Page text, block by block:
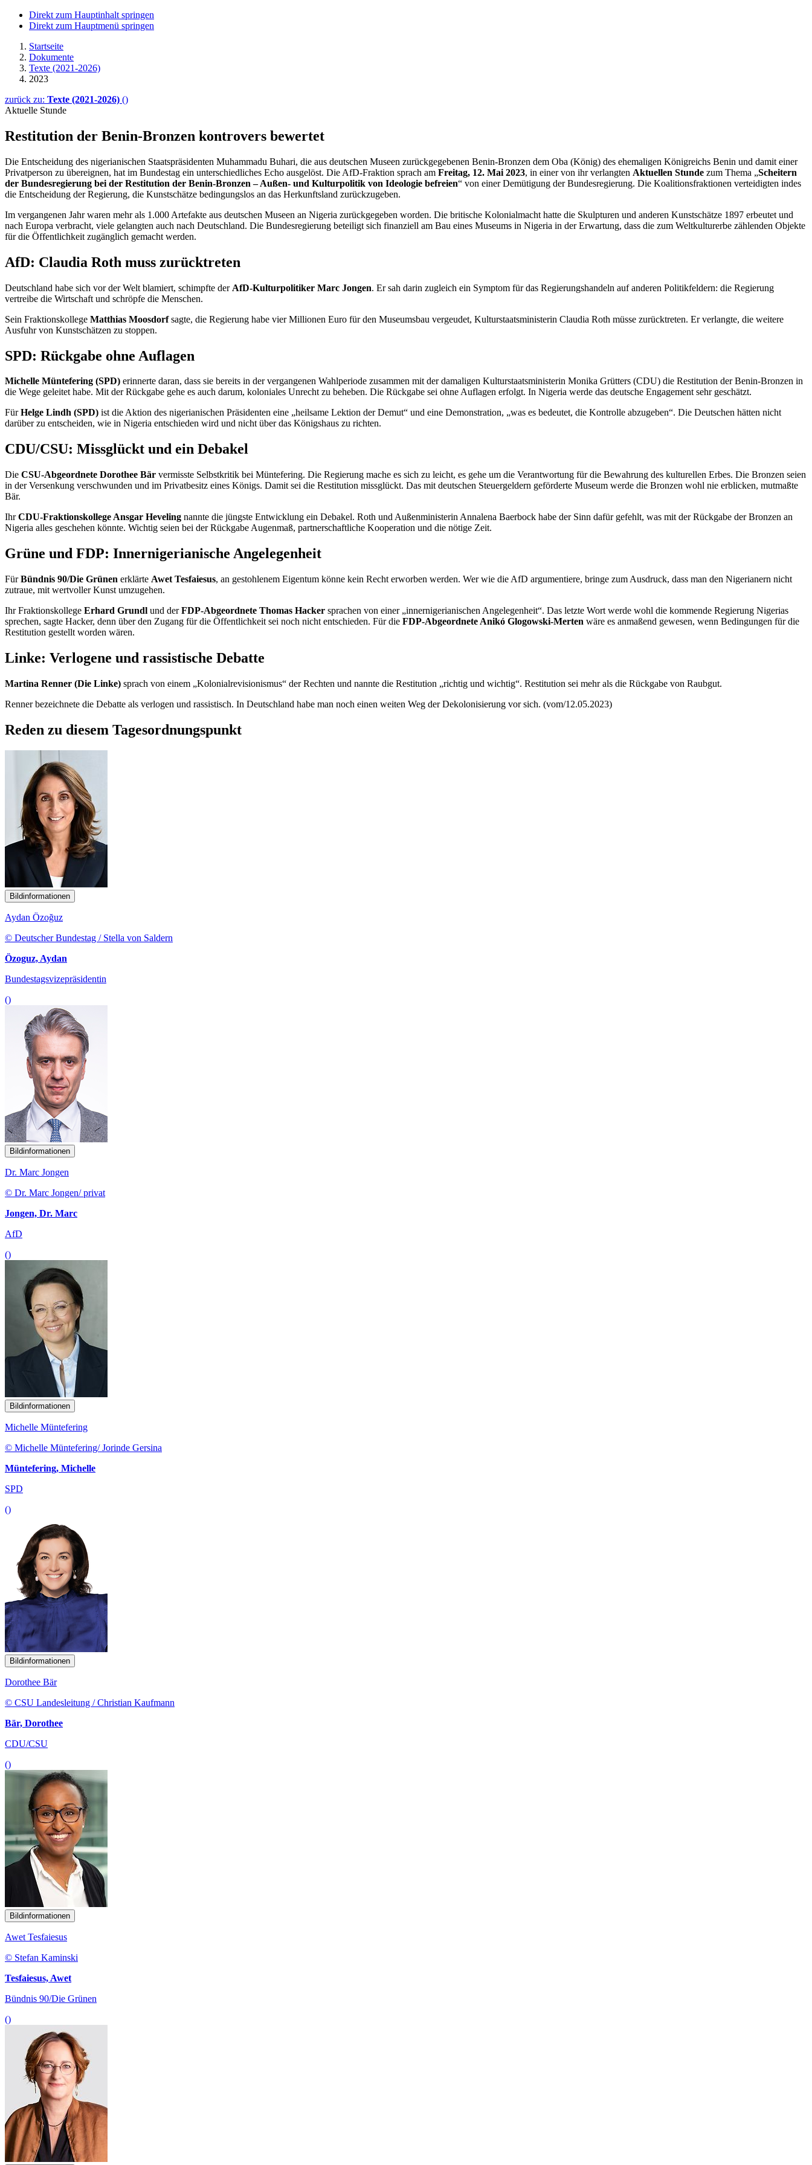
Direkt zum Hauptinhalt springen
Direkt zum Hauptmenü springen
Startseite
Dokumente
Texte (2021-2026)
2023
zurück zu: Texte (2021-2026) ()
Aktuelle Stunde
Restitution der Benin-Bronzen kontrovers bewertet
Die Entscheidung des nigerianischen Staatspräsidenten Muhammadu Buhari, die aus deutschen Museen zurückgegebenen Benin-Bronzen dem Oba (König) des ehemaligen Königreichs Benin und damit einer
Privatperson zu übereignen, hat im Bundestag ein unterschiedliches Echo ausgelöst. Die AfD-Fraktion sprach am Freitag, 12. Mai 2023, in einer von ihr verlangten Aktuellen Stunde zum Thema „Scheitern
der Bundesregierung bei der Restitution der Benin-Bronzen – Außen- und Kulturpolitik von Ideologie befreien“ von einer Demütigung der Bundesregierung. Die Koalitionsfraktionen verteidigten indes
die Entscheidung der Regierung, die Kunstschätze bedingungslos an das Herkunftsland zurückzugeben.
Im vergangenen Jahr waren mehr als 1.000 Artefakte aus deutschen Museen an Nigeria zurückgegeben worden. Die britische Kolonialmacht hatte die Skulpturen und anderen Kunstschätze 1897 erbeutet und
nach Europa verbracht, viele gelangten auch nach Deutschland. Die Bundesregierung beteiligt sich finanziell am Bau eines Museums in Nigeria in der Erwartung, dass die zum Weltkulturerbe zählenden Objekte
für die Öffentlichkeit zugänglich gemacht werden.
AfD: Claudia Roth muss zurücktreten
Deutschland habe sich vor der Welt blamiert, schimpfte der AfD-Kulturpolitiker Marc Jongen. Er sah darin zugleich ein Symptom für das Regierungshandeln auf anderen Politikfeldern: die Regierung
vertreibe die Wirtschaft und schröpfe die Menschen.
Sein Fraktionskollege Matthias Moosdorfsagte, die Regierung habe vier Millionen Euro für den Museumsbau vergeudet, Kulturstaatsministerin Claudia Roth müsse zurücktreten. Er verlangte, die weitere
Ausfuhr von Kunstschätzen zu stoppen.
SPD: Rückgabe ohne Auflagen
Michelle Müntefering (SPD) erinnerte daran, dass sie bereits in der vergangenen Wahlperiode zusammen mit der damaligen Kulturstaatsministerin Monika Grütters (CDU) die Restitution der Benin-Bronzen in
die Wege geleitet habe. Mit der Rückgabe gehe es auch darum, koloniales Unrecht zu beheben. Die Rückgabe sei ohne Auflagen erfolgt. In Nigeria werde das deutsche Engagementsehr geschätzt.
FürHelge Lindh (SPD) ist die Aktion des nigerianischen Präsidenten eine „heilsame Lektion der Demut“ und eine Demonstration, „was es bedeutet, die Kontrolle abzugeben“. Die Deutschen hätten nicht
darüber zu entscheiden, wie in Nigeria entschieden wird und nicht über das Königshaus zu richten.
CDU/CSU: Missglückt und ein Debakel
Die CSU-Abgeordnete Dorothee Bär vermisste Selbstkritik bei Müntefering. Die Regierung mache es sich zu leicht, es gehe um die Verantwortung für die Bewahrung des kulturellen Erbes. Die Bronzen seien
in der Versenkung verschwunden und im Privatbesitz eines Königs. Damit sei die Restitution missglückt. Das mit deutschen Steuergeldern geförderte Museum werde die Bronzen wohl nie erblicken, mutmaßte
Bär.
IhrCDU-Fraktionskollege Ansgar Heveling nannte die jüngste Entwicklung ein Debakel. Roth und Außenministerin Annalena Baerbock habe der Sinn dafür gefehlt, was mit der Rückgabe der Bronzen an
Nigeria alles geschehen könnte. Wichtig seien bei der Rückgabe Augenmaß, partnerschaftliche Kooperation und die nötige Zeit.
Grüne und FDP: Innernigerianische Angelegenheit
FürBündnis 90/Die Grünen erklärte Awet Tesfaiesus, an gestohlenem Eigentum könne kein Recht erworben werden. Wer wie die AfD argumentiere, bringe zum Ausdruck, dass man den Nigerianern nicht
zutraue, mit wertvoller Kunst umzugehen.
Ihr Fraktionskollege Erhard Grundl und derFDP-Abgeordnete Thomas Hacker sprachen von einer „innernigerianischen Angelegenheit“. Das letzte Wort werde wohl die kommende Regierung Nigerias
sprechen, sagte Hacker, denn über den Zugang für die Öffentlichkeit sei noch nicht entschieden. Für die FDP-Abgeordnete Anikó Glogowski-Merten wäre es anmaßend gewesen, wenn Bedingungen für die
Restitution gestellt worden wären.
Linke: Verlogene und rassistische Debatte
Martina Renner (Die Linke) sprach von einem „Kolonialrevisionismus“ der Rechten und nannte die Restitution „richtig und wichtig“. Restitution sei mehr als die Rückgabe von Raubgut.
Renner bezeichnete die Debatte als verlogen und rassistisch. In Deutschland habe man noch einen weiten Weg der Dekolonisierung vor sich. (vom/12.05.2023)
Reden zu diesem Tagesordnungspunkt
Bildinformationen
Aydan Özoğuz
© Deutscher Bundestag / Stella von Saldern
Özoguz, Aydan
Bundestagsvizepräsidentin
()
Bildinformationen
Dr. Marc Jongen
© Dr. Marc Jongen/ privat
Jongen, Dr. Marc
AfD
()
Bildinformationen
Michelle Müntefering
© Michelle Müntefering/ Jorinde Gersina
Müntefering, Michelle
SPD
()
Bildinformationen
Dorothee Bär
© CSU Landesleitung / Christian Kaufmann
Bär, Dorothee
CDU/CSU
()
Bildinformationen
Awet Tesfaiesus
© Stefan Kaminski
Tesfaiesus, Awet
Bündnis 90/Die Grünen
()